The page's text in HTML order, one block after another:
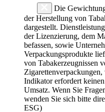
Die
der Herstellung von
dargestellt.
der Lizenzierung, dem
befassen, sowie
Verpackungsprodukte
von Tabakerzeugnissen
Indikator erfordert
Umsatz. Wenn Sie
wenden Sie sich bitte
ESG)